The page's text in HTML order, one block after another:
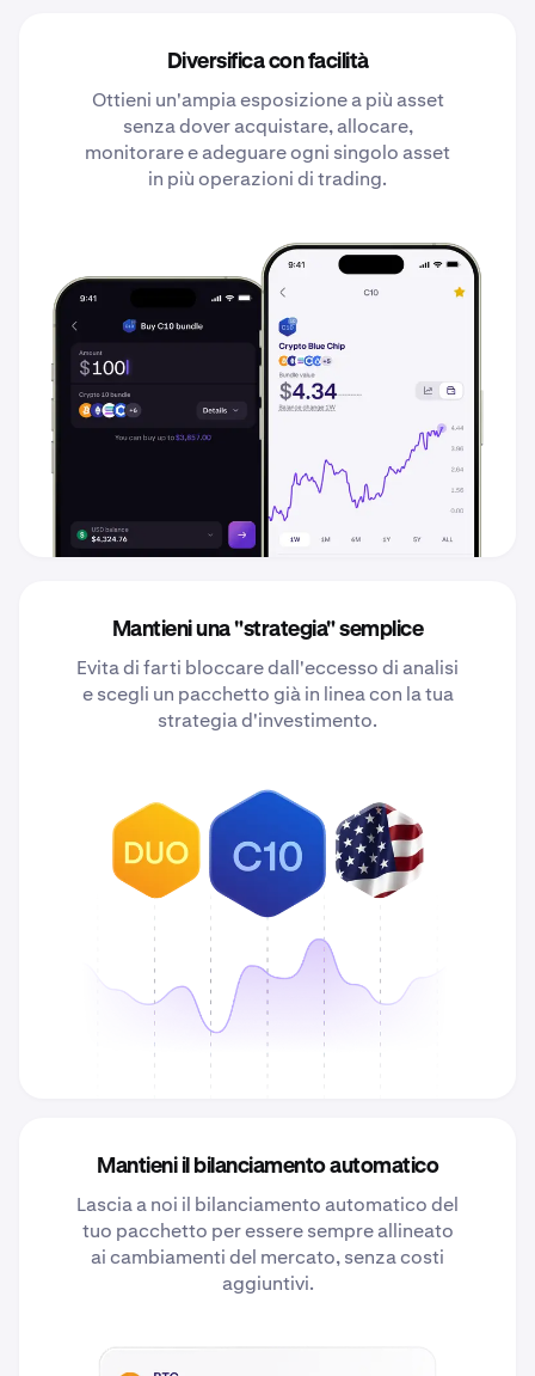
Diversifica con facilità
Ottieni un'ampia esposizione a più asset
senza dover acquistare, allocare,
monitorare e adeguare ogni singolo asset
in più operazioni di trading.
Mantieni una "strategia" semplice
Evita di farti bloccare dall'eccesso di analisi
e scegli un pacchetto già in linea con la tua
strategia d'investimento.
Mantieni il bilanciamento automatico
Lascia a noi il bilanciamento automatico del
tuo pacchetto per essere sempre allineato
ai cambiamenti del mercato, senza costi
aggiuntivi.